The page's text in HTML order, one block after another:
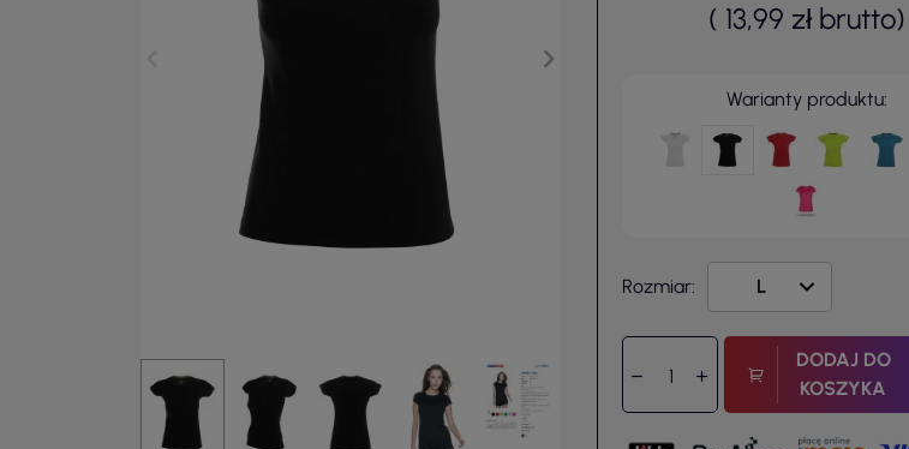
( 13,99 zł brutto)
Warianty produktu:
Rozmiar:
DODAJ DO
KOSZYKA